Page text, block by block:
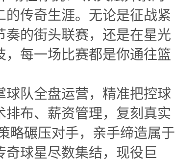
传奇生涯。无论是征战紧
奏的街头联赛，还是在星光
，每一场比赛都是你通往篮
球队全盘运营，精准把控球
排布、薪资管理，复刻真实
略碾压对手，亲手缔造属于
球星尽数集结，现役巨